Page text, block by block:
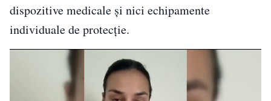
dispozitive medicale şi nici echipamente
individuale de protecţie.